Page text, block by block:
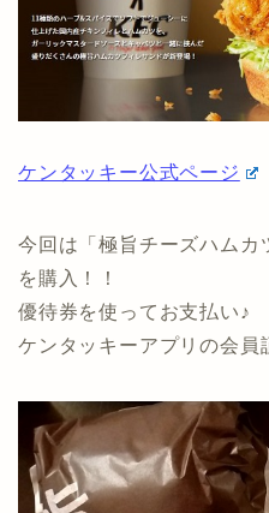
ケンタッキー公式ページ
今回は「極旨チーズハムカ
を購入！！
優待券を使ってお支払い♪
ケンタッキーアプリの会員